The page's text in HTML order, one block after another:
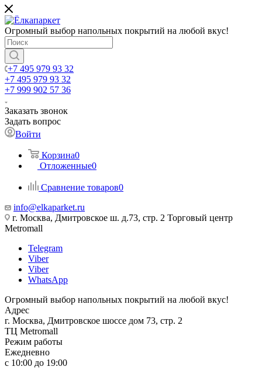
Огромный выбор напольных покрытий на любой вкус!
+7 495 979 93 32
+7 495 979 93 32
+7 999 902 57 36
Заказать звонок
Задать вопрос
Войти
Корзина0
Отложенные0
Сравнение товаров0
info@elkaparket.ru
г. Москва, Дмитровское ш. д.73, стр. 2 Торговый центр
Metromall
Telegram
Viber
Viber
WhatsApp
Огромный выбор напольных покрытий на любой вкус!
Адрес
г. Москва, Дмитровское шоссе дом 73, стр. 2
ТЦ Metromall
Режим работы
Ежедневно
с 10:00 до 19:00